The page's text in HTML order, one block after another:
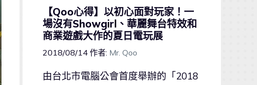
【Qoo心得】以初心面對玩家！一
場沒有Showgirl、華麗舞台特效和
商業遊戲大作的夏日電玩展
2018/08/14 作者: Mr. Qoo
由台北市電腦公會首度舉辦的「2018